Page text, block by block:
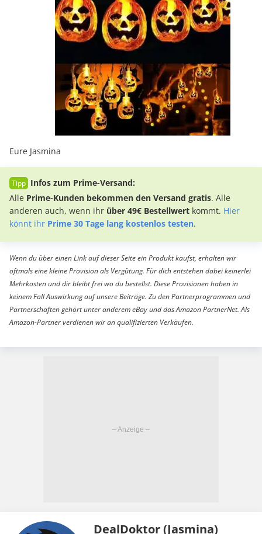
Eure Jasmina
Infos zum Prime-Versand:
Alle Prime-Kunden bekommen den Versand gratis. Alle
anderen auch, wenn ihr über 49€ Bestellwert kommt. Hier
könnt ihr Prime 30 Tage lang kostenlos testen.
Wenn du über einen Link auf dieser Seite ein Produkt kaufst, erhalten wir
oftmals eine kleine Provision als Vergütung. Für dich entstehen dabei keinerlei
Mehrkosten und dir bleibt frei wo du bestellst. Diese Provisionen haben in
keinem Fall Auswirkung auf unsere Beiträge. Zu den Partnerprogrammen und
Partnerschaften gehört unter anderem eBay und das Amazon PartnerNet. Als
Amazon-Partner verdienen wir an qualifizierten Verkäufen.
DealDoktor (Jasmina)